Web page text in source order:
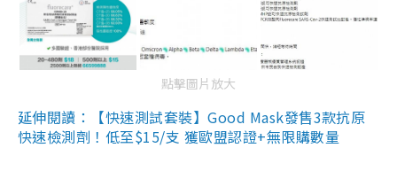
點擊圖片放大
延伸閱讀：【快速測試套裝】Good Mask發售3款抗原
快速檢測劑！低至$15/支 獲歐盟認證+無限購數量